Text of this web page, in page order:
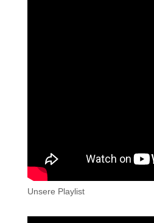
Unsere Playlist